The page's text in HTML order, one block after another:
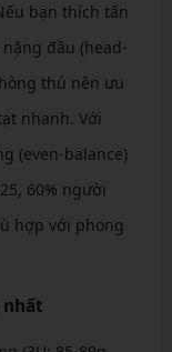
bạn thích tấn
đầu (head-
thủ nên ưu
nhanh. Với
(even-balance)
60% người
hợp với phong